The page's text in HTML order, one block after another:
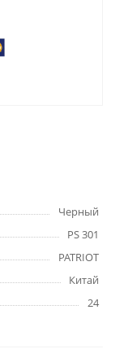
Черный
PS 301
PATRIOT
Китай
24